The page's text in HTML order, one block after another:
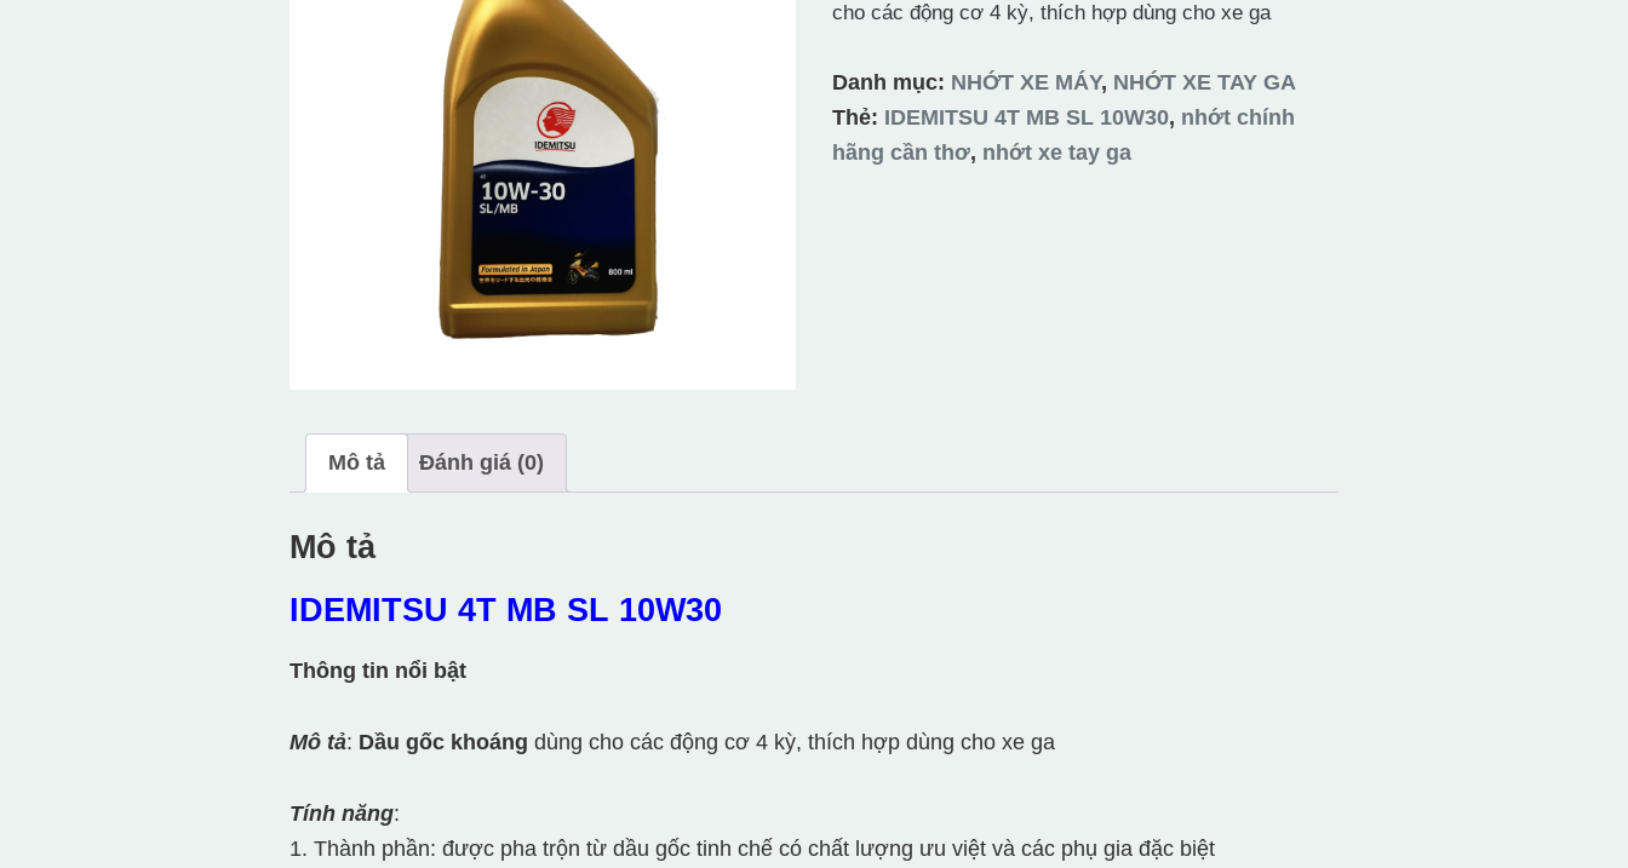
cho các động cơ 4 kỳ, thích hợp dùng cho xe ga
Danh mục: NHỚT XE MÁY, NHỚT XE TAY GA
Thẻ: IDEMITSU 4T MB SL 10W30, nhớt chính
hãng cần thơ, nhớt xe tay ga
Mô tả Đánh giá (0)
Mô tả
IDEMITSU 4T MB SL 10W30
Thông tin nổi bật
Mô tả: Dầu gốc khoáng dùng cho các động cơ 4 kỳ, thích hợp dùng cho xe ga
Tính năng:
1. Thành phần: được pha trộn từ dầu gốc tinh chế có chất lượng ưu việt và các phụ gia đặc biệt